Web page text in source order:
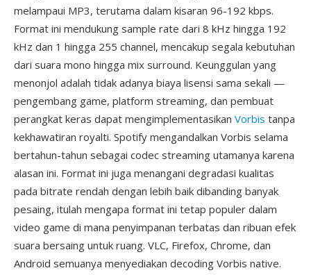
melampaui MP3, terutama dalam kisaran 96-192 kbps.
Format ini mendukung sample rate dari 8 kHz hingga 192
kHz dan 1 hingga 255 channel, mencakup segala kebutuhan
dari suara mono hingga mix surround. Keunggulan yang
menonjol adalah tidak adanya biaya lisensi sama sekali —
pengembang game, platform streaming, dan pembuat
perangkat keras dapat mengimplementasikan Vorbis tanpa
kekhawatiran royalti. Spotify mengandalkan Vorbis selama
bertahun-tahun sebagai codec streaming utamanya karena
alasan ini. Format ini juga menangani degradasi kualitas
pada bitrate rendah dengan lebih baik dibanding banyak
pesaing, itulah mengapa format ini tetap populer dalam
video game di mana penyimpanan terbatas dan ribuan efek
suara bersaing untuk ruang. VLC, Firefox, Chrome, dan
Android semuanya menyediakan decoding Vorbis native.